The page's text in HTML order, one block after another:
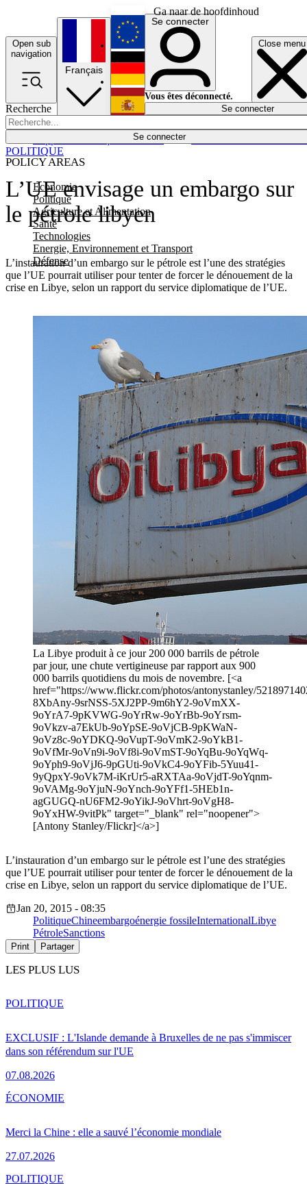
Ga naar de hoofdinhoud
Open sub
navigation
Close menu
Recherche
Se connecter
POLICY AREAS
Economie
Politique
Agriculture et Alimentation
Santé
Technologies
Energie, Environnement et Transport
Défense
Économie
Français
English
Deutsch
Español
Se connecter
Vous êtes déconnecté.
Se connecter
L’UE envisage un embargo sur
le pétrole libyen
L’instauration d’un embargo sur le pétrole est l’une des stratégies
que l’UE pourrait utiliser pour tenter de forcer le dénouement de la
crise en Libye, selon un rapport du service diplomatique de l’UE.
POLITIQUE
La Libye produit à ce jour 200 000 barrils de pétrole
par jour, une chute vertigineuse par rapport aux 900
000 barrils quotidiens du mois de novembre. [<a
href="https://www.flickr.com/photos/antonystanley/
8XbAny-9srNSS-5XJ2PP-9m6hY2-9oVmXX-
9oYrA7-9pKVWG-9oYrRw-9oYrBb-9oYrsm-
9oVkzv-a7EkUb-9oYpSE-9oVjCB-9pKWaN-
9oVz8c-9oYDKQ-9oVupT-9oVmK2-9oYkB1-
9oVfMr-9oVn9i-9oVf8i-9oVmST-9oYqBu-9oYqWq-
9oYph9-9oVjJ6-9pGUti-9oVkC4-9oYFib-5Yuu41-
9yQpxY-9oVk7M-iKrUr5-aRXTAa-9oVjdT-9oYqnm-
9oVAMg-9oYjuN-9oYnch-9oYFf1-5HEb1n-
agGUGQ-nU6FM2-9oYikJ-9oVhrt-9oVgH8-
9oYxHW-9vitPk" target="_blank" rel="noopener">
[Antony Stanley/Flickr]</a>]
L’instauration d’un embargo sur le pétrole est l’une des stratégies
que l’UE pourrait utiliser pour tenter de forcer le dénouement de la
crise en Libye, selon un rapport du service diplomatique de l’UE.
Jan 20, 2015 - 08:35
PolitiqueChineembargoénergie fossileInternationalLibye
PétroleSanctions
Print Partager
LES PLUS LUS
EXCLUSIF : L'Islande demande à Bruxelles de ne pas s'immiscer
dans son référendum sur l'UE
07.08.2026
POLITIQUE
Merci la Chine : elle a sauvé l’économie mondiale
27.07.2026
ÉCONOMIE
POLITIQUE